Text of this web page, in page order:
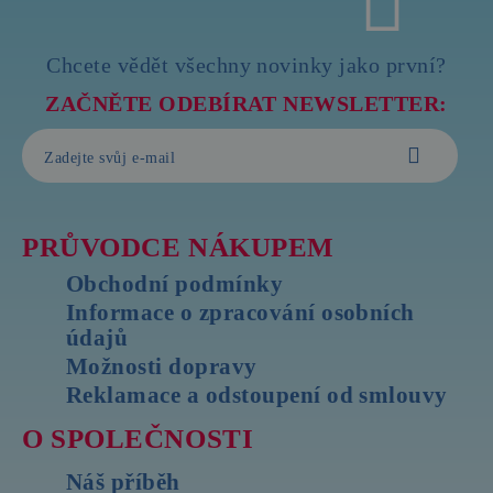
PRŮVODCE NÁKUPEM
Obchodní podmínky
Informace o zpracování osobních
údajů
Možnosti dopravy
Reklamace a odstoupení od smlouvy
O SPOLEČNOSTI
Náš příběh
Chcete vědět všechny novinky jako první?
ZAČNĚTE ODEBÍRAT NEWSLETTER: